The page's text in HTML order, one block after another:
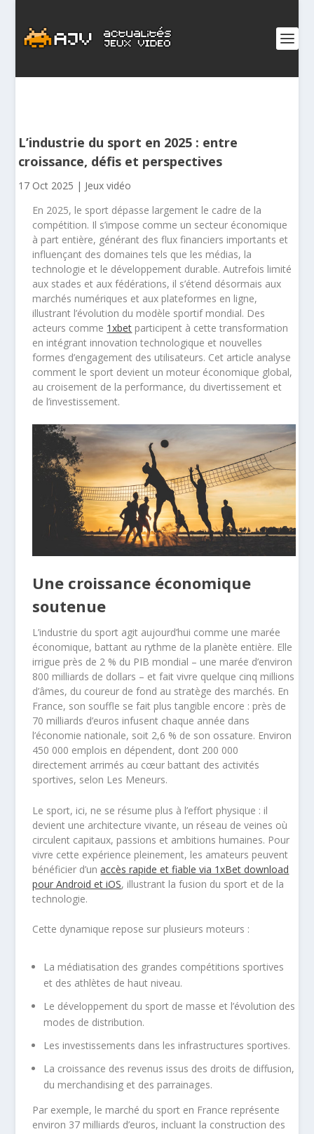
L’industrie du sport en 2025 : entre
croissance, défis et perspectives
17 Oct 2025 | Jeux vidéo
En 2025, le sport dépasse largement le cadre de la
compétition. Il s’impose comme un secteur économique
à part entière, générant des flux financiers importants et
influençant des domaines tels que les médias, la
technologie et le développement durable. Autrefois limité
aux stades et aux fédérations, il s’étend désormais aux
marchés numériques et aux plateformes en ligne,
illustrant l’évolution du modèle sportif mondial. Des
acteurs comme 1xbet participent à cette transformation
en intégrant innovation technologique et nouvelles
formes d’engagement des utilisateurs. Cet article analyse
comment le sport devient un moteur économique global,
au croisement de la performance, du divertissement et
de l’investissement.
Une croissance économique
soutenue
L’industrie du sport agit aujourd’hui comme une marée
économique, battant au rythme de la planète entière. Elle
irrigue près de 2 % du PIB mondial – une marée d’environ
800 milliards de dollars – et fait vivre quelque cinq millions
d’âmes, du coureur de fond au stratège des marchés. En
France, son souffle se fait plus tangible encore : près de
70 milliards d’euros infusent chaque année dans
l’économie nationale, soit 2,6 % de son ossature. Environ
450 000 emplois en dépendent, dont 200 000
directement arrimés au cœur battant des activités
sportives, selon Les Meneurs.
Le sport, ici, ne se résume plus à l’effort physique : il
devient une architecture vivante, un réseau de veines où
circulent capitaux, passions et ambitions humaines. Pour
vivre cette expérience pleinement, les amateurs peuvent
bénéficier d’unaccès rapide et fiable via 1xBet download
pour Android et iOS, illustrant la fusion du sport et de la
technologie.
Cette dynamique repose sur plusieurs moteurs :
La médiatisation des grandes compétitions sportives
et des athlètes de haut niveau.
Le développement du sport de masse et l’évolution des
modes de distribution.
Les investissements dans les infrastructures sportives.
La croissance des revenus issus des droits de diffusion,
du merchandising et des parrainages.
Par exemple, le marché du sport en France représente
environ 37 milliards d’euros, incluant la construction des